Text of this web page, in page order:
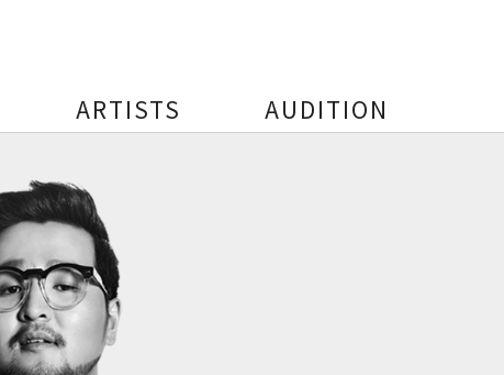
ARTISTS AUDITION